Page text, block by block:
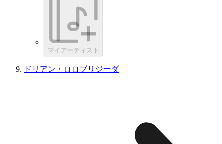
マイアーティスト
ドリアン・ロロブリジーダ